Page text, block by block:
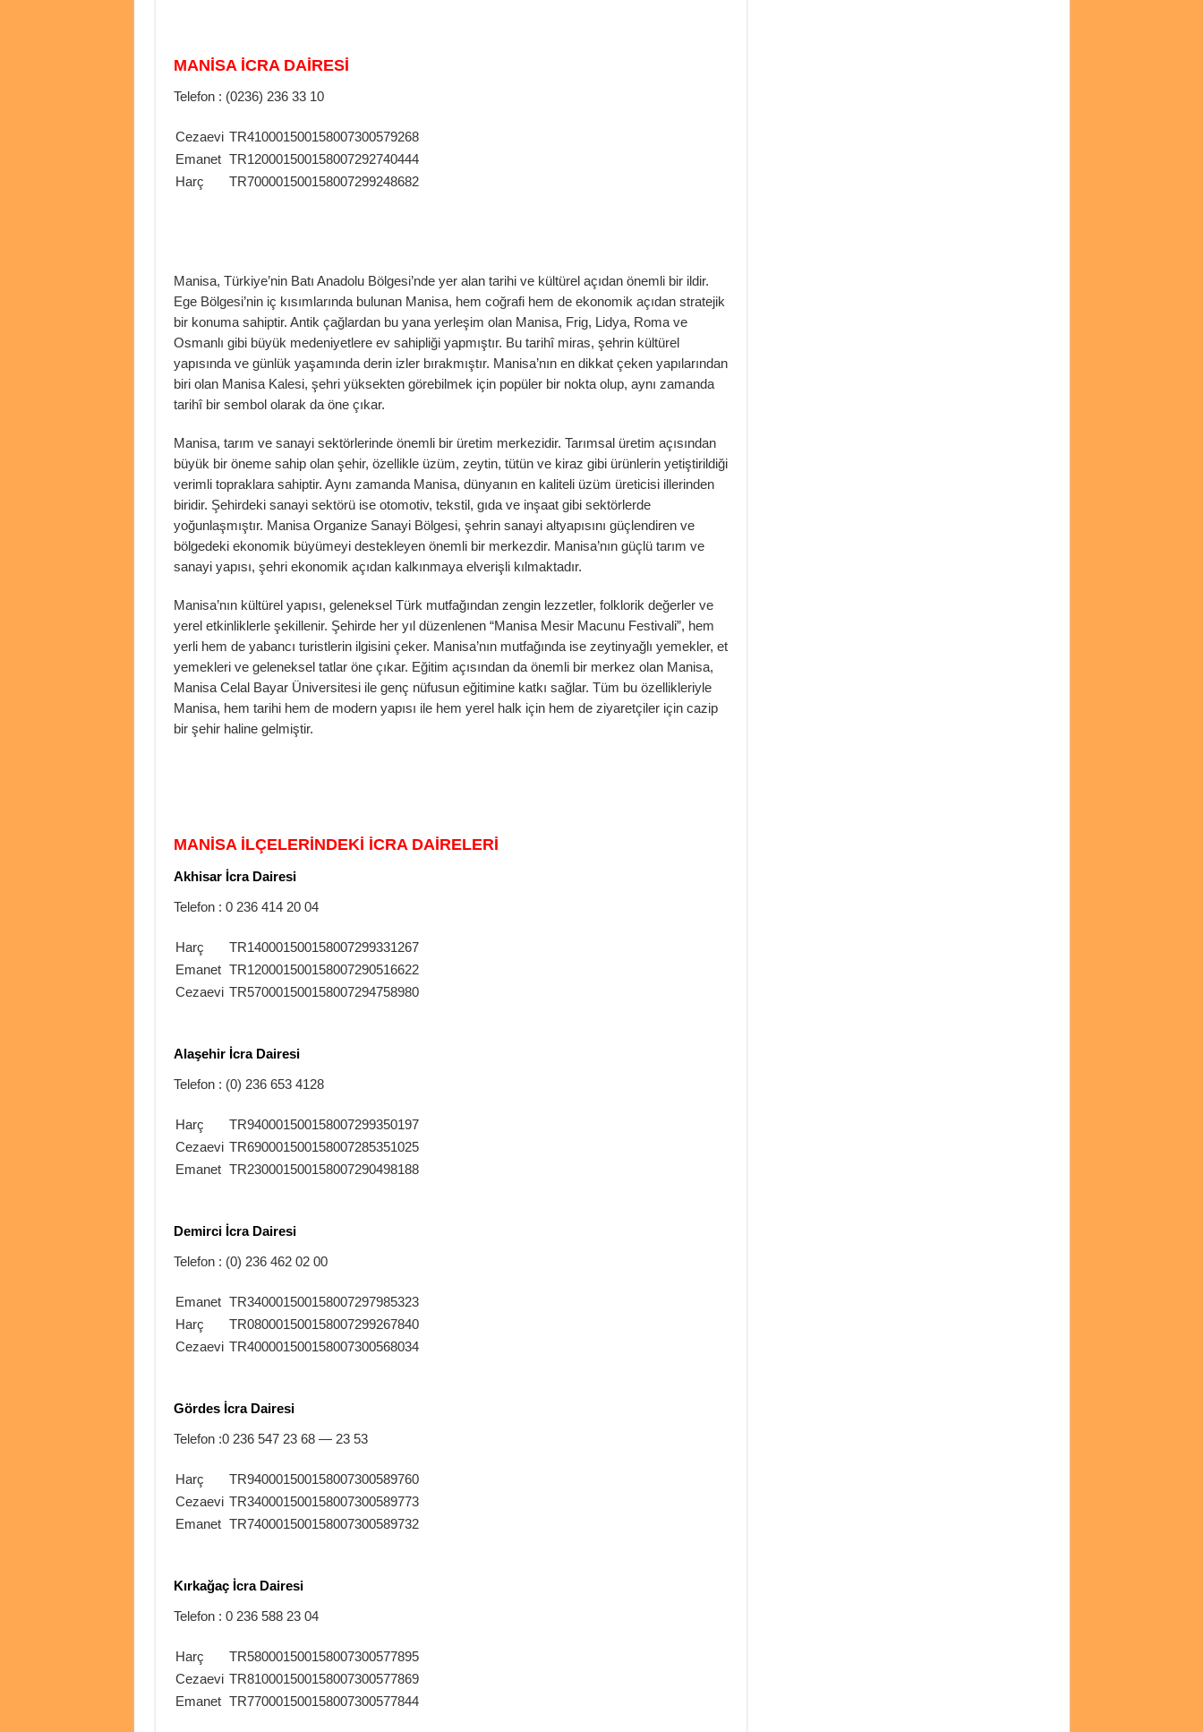
MANİSA İCRA DAİRESİ
Telefon : (0236) 236 33 10
Cezaevi TR410001500158007300579268
Emanet TR120001500158007292740444
Harç
TR700001500158007299248682
Manisa, Türkiye’nin Batı Anadolu Bölgesi’nde yer alan tarihi ve kültürel açıdan önemli bir ildir.
Ege Bölgesi’nin iç kısımlarında bulunan Manisa, hem coğrafi hem de ekonomik açıdan stratejik
bir konuma sahiptir. Antik çağlardan bu yana yerleşim olan Manisa, Frig, Lidya, Roma ve
Osmanlı gibi büyük medeniyetlere ev sahipliği yapmıştır. Bu tarihî miras, şehrin kültürel
yapısında ve günlük yaşamında derin izler bırakmıştır. Manisa’nın en dikkat çeken yapılarından
biri olan Manisa Kalesi, şehri yüksekten görebilmek için popüler bir nokta olup, aynı zamanda
tarihî bir sembol olarak da öne çıkar.
Manisa, tarım ve sanayi sektörlerinde önemli bir üretim merkezidir. Tarımsal üretim açısından
büyük bir öneme sahip olan şehir, özellikle üzüm, zeytin, tütün ve kiraz gibi ürünlerin yetiştirildiği
verimli topraklara sahiptir. Aynı zamanda Manisa, dünyanın en kaliteli üzüm üreticisi illerinden
biridir. Şehirdeki sanayi sektörü ise otomotiv, tekstil, gıda ve inşaat gibi sektörlerde
yoğunlaşmıştır. Manisa Organize Sanayi Bölgesi, şehrin sanayi altyapısını güçlendiren ve
bölgedeki ekonomik büyümeyi destekleyen önemli bir merkezdir. Manisa’nın güçlü tarım ve
sanayi yapısı, şehri ekonomik açıdan kalkınmaya elverişli kılmaktadır.
Manisa’nın kültürel yapısı, geleneksel Türk mutfağından zengin lezzetler, folklorik değerler ve
yerel etkinliklerle şekillenir. Şehirde her yıl düzenlenen “Manisa Mesir Macunu Festivali”, hem
yerli hem de yabancı turistlerin ilgisini çeker. Manisa’nın mutfağında ise zeytinyağlı yemekler, et
yemekleri ve geleneksel tatlar öne çıkar. Eğitim açısından da önemli bir merkez olan Manisa,
Manisa Celal Bayar Üniversitesi ile genç nüfusun eğitimine katkı sağlar. Tüm bu özellikleriyle
Manisa, hem tarihi hem de modern yapısı ile hem yerel halk için hem de ziyaretçiler için cazip
bir şehir haline gelmiştir.
MANİSA İLÇELERİNDEKİ İCRA DAİRELERİ
Akhisar İcra Dairesi
Telefon : 0 236 414 20 04
Harç
TR140001500158007299331267
Emanet TR120001500158007290516622
Cezaevi TR570001500158007294758980
Alaşehir İcra Dairesi
Telefon : (0) 236 653 4128
Harç
TR940001500158007299350197
Cezaevi TR690001500158007285351025
Emanet TR230001500158007290498188
Demirci İcra Dairesi
Telefon : (0) 236 462 02 00
Emanet TR340001500158007297985323
Harç
TR080001500158007299267840
Cezaevi TR400001500158007300568034
Gördes İcra Dairesi
Telefon :0 236 547 23 68 — 23 53
Harç
TR940001500158007300589760
Cezaevi TR340001500158007300589773
Emanet TR740001500158007300589732
Kırkağaç İcra Dairesi
Telefon : 0 236 588 23 04
Harç
TR580001500158007300577895
Cezaevi TR810001500158007300577869
Emanet TR770001500158007300577844